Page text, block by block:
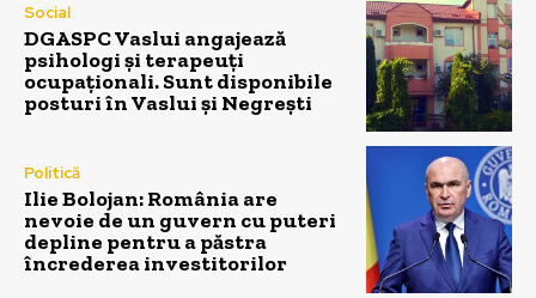
Social
DGASPC Vaslui angajează
psihologi și terapeuți
ocupaționali. Sunt disponibile
posturi în Vaslui și Negrești
Politică
Ilie Bolojan: România are
nevoie de un guvern cu puteri
depline pentru a păstra
încrederea investitorilor